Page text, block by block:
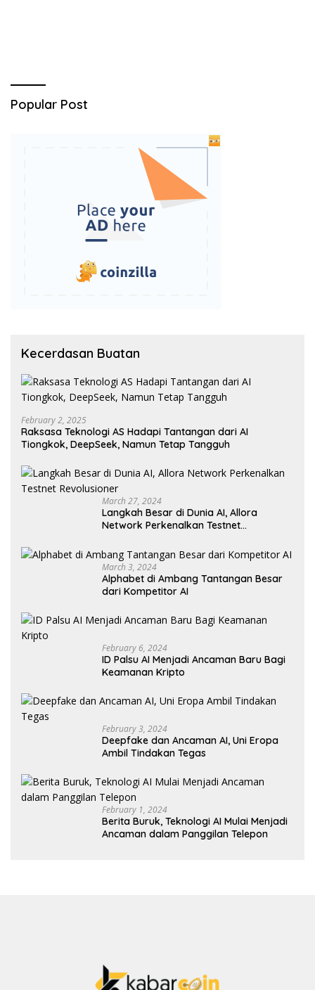
Popular Post
Kecerdasan Buatan
February 2, 2025
Raksasa Teknologi AS Hadapi Tantangan dari AI
Tiongkok, DeepSeek, Namun Tetap Tangguh
March 27, 2024
Langkah Besar di Dunia AI, Allora
Network Perkenalkan Testnet
March 3, 2024
Alphabet di Ambang Tantangan Besar
dari Kompetitor AI
February 6, 2024
ID Palsu AI Menjadi Ancaman Baru Bagi
Keamanan Kripto
February 3, 2024
Deepfake dan Ancaman AI, Uni Eropa
Ambil Tindakan Tegas
February 1, 2024
Berita Buruk, Teknologi AI Mulai Menjadi
Ancaman dalam Panggilan Telepon